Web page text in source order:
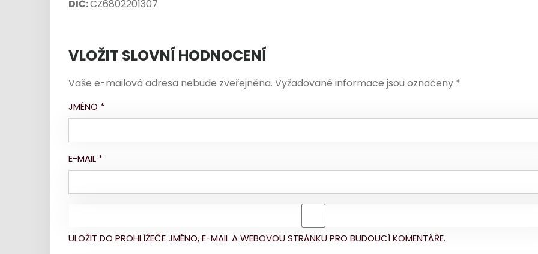
DIČ:CZ6802201307
VLOŽIT SLOVNÍ HODNOCENÍ
Vaše e-mailová adresa nebude zveřejněna. Vyžadované informace jsou označeny *
JMÉNO *
E-MAIL *
ULOŽIT DO PROHLÍŽEČE JMÉNO, E-MAIL A WEBOVOU STRÁNKU PRO BUDOUCÍ KOMENTÁŘE.